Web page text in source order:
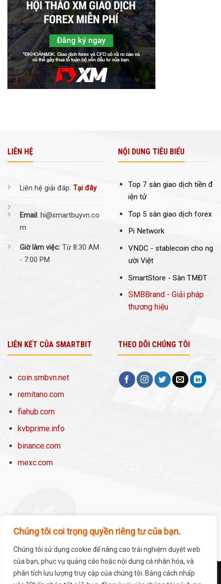
Chúng tôi coi trọng quyền riêng tư của bạn.
Chúng tôi sử dụng cookie để nâng cao trải nghiệm duyệt web
của bạn, phục vụ quảng cáo hoặc nội dung cá nhân hóa, và
phân tích lưu lượng truy cập của chúng tôi. Bằng cách nhấp
LIÊN HỆ
Liên hệ giải đáp: Tại đây
Email: hi@smartbuyvn.co
m
Giờ làm việc: Từ 8:30 AM
- 7:00 PM
NỘI DUNG TIÊU BIỂU
Top 7 sàn giao dịch tiền đ
iện tử
Top 5 sàn giao dịch forex
Pi Network
VNDC - stablecoin cho ng
ười Việt
SmartStore - Sàn TMĐT
SMBBrand - Giải pháp
thương hiệu
LIÊN KẾT CỦA SMARTBIT
coin.smbvn.net
remitano.com
fiahub.com
kvbprime.info
binance.com
mexc.com
THEO DÕI CHÚNG TÔI
TRANG CHỦ DỰ ÁN SÀN & VÍ NEWS – BLOG
GIỚI THIỆU
LIÊN HỆ